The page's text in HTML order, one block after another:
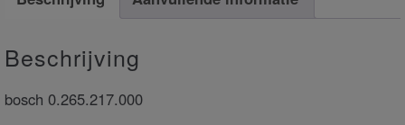
Beschrijving
bosch 0.265.217.000